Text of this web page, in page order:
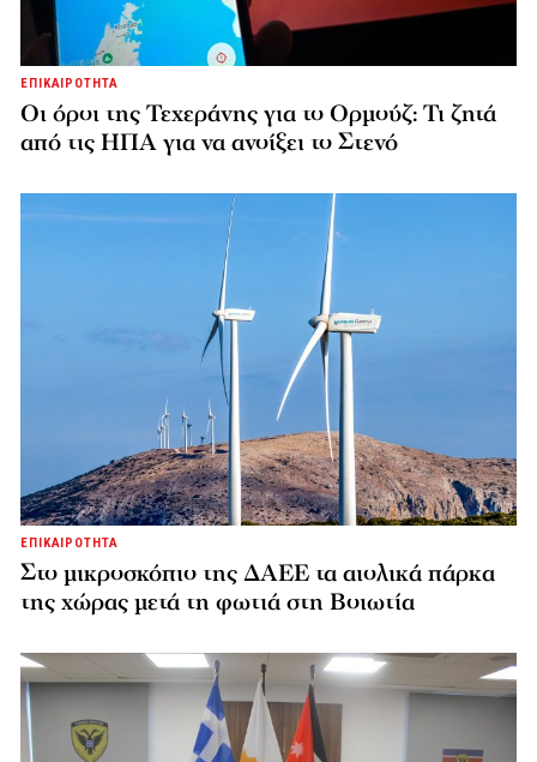
ΕΠΙΚΑΙΡΟΤΗΤΑ
Οι όροι της Τεχεράνης για το Ορμούζ: Τι ζητά
από τις ΗΠΑ για να ανοίξει το Στενό
ΕΠΙΚΑΙΡΟΤΗΤΑ
Στο μικροσκόπιο της ΔΑΕΕ τα αιολικά πάρκα
της χώρας μετά τη φωτιά στη Βοιωτία